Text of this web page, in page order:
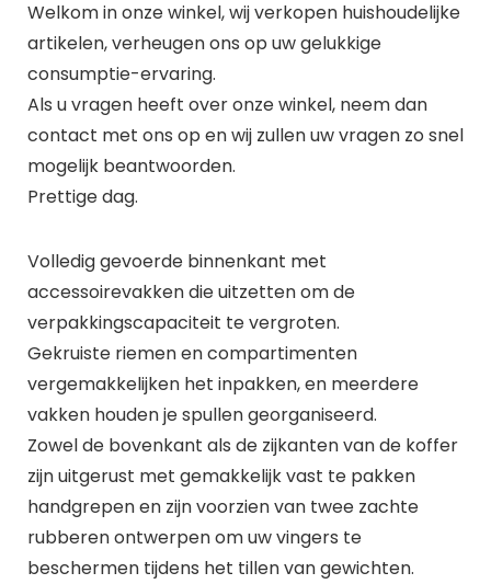
Welkom in onze winkel, wij verkopen huishoudelijke
artikelen, verheugen ons op uw gelukkige
consumptie-ervaring.
Als u vragen heeft over onze winkel, neem dan
contact met ons op en wij zullen uw vragen zo snel
mogelijk beantwoorden.
Prettige dag.
Volledig gevoerde binnenkant met
accessoirevakken die uitzetten om de
verpakkingscapaciteit te vergroten.
Gekruiste riemen en compartimenten
vergemakkelijken het inpakken, en meerdere
vakken houden je spullen georganiseerd.
Zowel de bovenkant als de zijkanten van de koffer
zijn uitgerust met gemakkelijk vast te pakken
handgrepen en zijn voorzien van twee zachte
rubberen ontwerpen om uw vingers te
beschermen tijdens het tillen van gewichten.